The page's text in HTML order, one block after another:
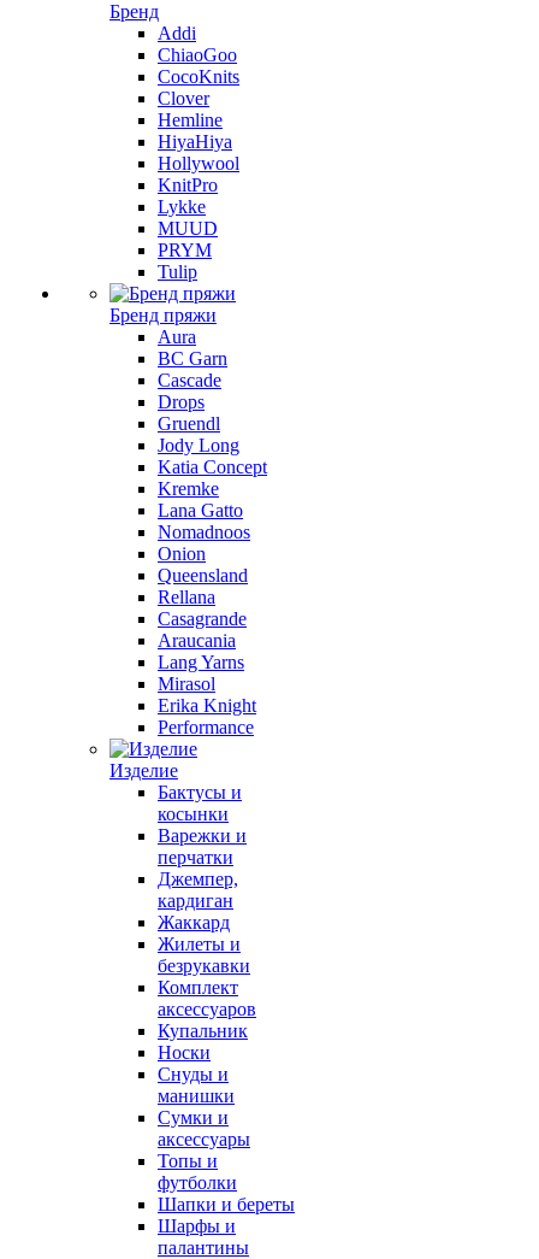
Бренд
Addi
ChiaoGoo
CocoKnits
Clover
Hemline
HiyaHiya
Hollywool
KnitPro
Lykke
MUUD
PRYM
Tulip
Бренд пряжи
Aura
BC Garn
Cascade
Drops
Gruendl
Jody Long
Katia Concept
Kremke
Lana Gatto
Nomadnoos
Onion
Queensland
Rellana
Casagrande
Araucania
Lang Yarns
Mirasol
Erika Knight
Performance
Изделие
Бактусы и
косынки
Варежки и
перчатки
Джемпер,
кардиган
Жаккард
Жилеты и
безрукавки
Комплект
аксессуаров
Купальник
Носки
Снуды и
манишки
Сумки и
аксессуары
Топы и
футболки
Шапки и береты
Шарфы и
палантины